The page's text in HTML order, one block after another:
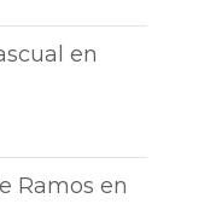
en
Ramos en